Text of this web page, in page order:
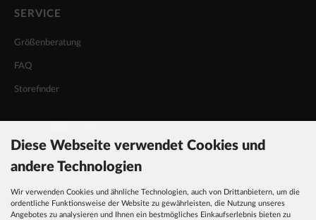
SERVICE
Größenberatung
FAQ
Storefinder
INFORMATIONEN
AGB
Diese Webseite verwendet Cookies und
andere Technologien
Wir verwenden Cookies und ähnliche Technologien, auch von Drittanbietern, um die
ordentliche Funktionsweise der Website zu gewährleisten, die Nutzung unseres
Angebotes zu analysieren und Ihnen ein bestmögliches Einkaufserlebnis bieten zu